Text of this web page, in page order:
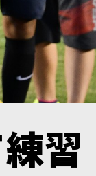
習